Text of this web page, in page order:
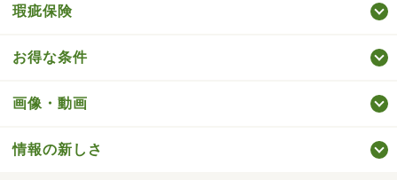
瑕疵保険
お得な条件
画像・動画
情報の新しさ